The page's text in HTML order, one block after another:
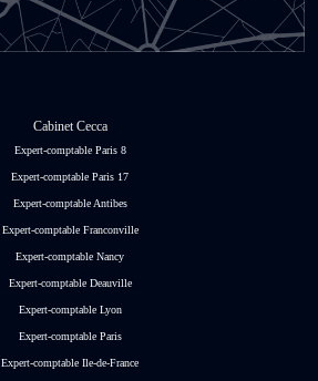
Cabinet Cecca
Expert-comptable Paris 8
Expert-comptable Paris 17
Expert-comptable Antibes
Expert-comptable Franconville
Expert-comptable Nancy
Expert-comptable Deauville
Expert-comptable Lyon
Expert-comptable Paris
Expert-comptable Ile-de-France